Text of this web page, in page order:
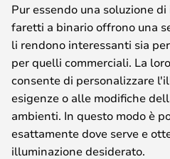
Pur essendo una soluzione
faretti a binario offrono una
li rendono interessanti sia
per quelli commerciali. La
consente di personalizzare
esigenze o alle modifiche
ambienti. In questo modo è
esattamente dove serve e
illuminazione desiderato.